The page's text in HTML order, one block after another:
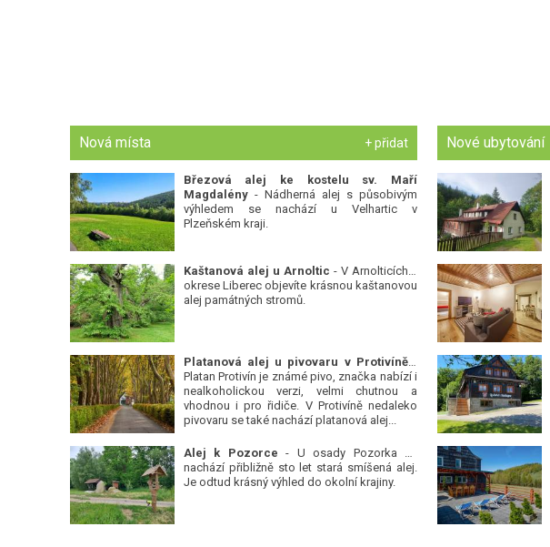
Nová místa + přidat
Březová alej ke kostelu sv. Maří
Magdalény- Nádherná alej s působivým
výhledem se nachází u Velhartic v
Plzeňském kraji.
Kaštanová alej u Arnoltic - V Arnolticích v
okrese Liberec objevíte krásnou kaštanovou
alej památných stromů.
Platanová alej u pivovaru v Protivíně
-
Platan Protivín je známé pivo, značka nabízí i
nealkoholickou verzi, velmi chutnou a
vhodnou i pro řidiče. V Protivíně nedaleko
pivovaru se také nachází platanová alej...
Alej k Pozorce - U osady Pozorka se
nachází přibližně sto let stará smíšená alej.
Je odtud krásný výhled do okolní krajiny.
Nové ubytování